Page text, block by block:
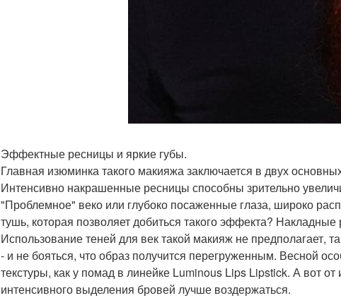
Эффектные ресницы и яркие губы.
Главная изюминка такого макияжа заключается в двух
Интенсивно накрашенные ресницы способны зрительно
"Проблемное" веко или глубоко посаженные глаза, широко
тушь, которая позволяет добиться такого эффекта? Накладные
Использование теней для век такой макияж не предполагает,
- и не бояться, что образ получится перегруженным. Весной
текстуры, как у помад в линейке Luminous Lips Lipstick. А вот
интенсивного выделения бровей лучше воздержаться.